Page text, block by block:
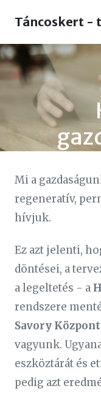
Táncoskert -
Mi a
regeneratív,
hívjuk.
Ez azt jelenti,
döntései, a
a legeltetés - a
rendszere
Savory Központ
vagyunk.
eszköztárát és
pedig azt